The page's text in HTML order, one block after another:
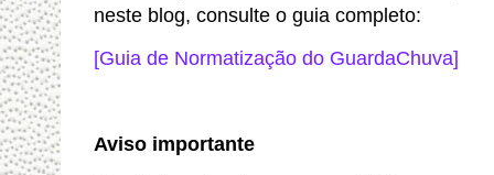
neste blog, consulte o guia completo:
[Guia de Normatização do GuardaChuva]
Aviso importante